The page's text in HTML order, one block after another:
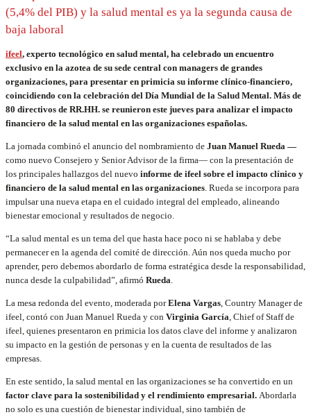
(5,4% del PIB) y la salud mental es ya la segunda causa de
baja laboral
ifeel, experto tecnológico en salud mental, ha celebrado un encuentro
exclusivo en la azotea de su sede central con managers de grandes
organizaciones, para presentar en primicia su informe clínico-financiero,
coincidiendo con la celebración del Día Mundial de la Salud Mental. Más de
80 directivos de RR.HH. se reunieron este jueves para analizar el impacto
financiero de la salud mental en las organizaciones españolas.
La jornada combinó el anuncio del nombramiento de Juan Manuel Rueda —
como nuevo Consejero y Senior Advisor de la firma— con la presentación de
los principales hallazgos del nuevo informe de ifeel sobre el impacto clínico y
financiero de la salud mental en las organizaciones. Rueda se incorpora para
impulsar una nueva etapa en el cuidado integral del empleado, alineando
bienestar emocional y resultados de negocio.
“La salud mental es un tema del que hasta hace poco ni se hablaba y debe
permanecer en la agenda del comité de dirección. Aún nos queda mucho por
aprender, pero debemos abordarlo de forma estratégica desde la responsabilidad,
nunca desde la culpabilidad”, afirmó Rueda.
La mesa redonda del evento, moderada porElena Vargas, Country Manager de
ifeel, contó con Juan Manuel Rueda y con Virginia García, Chief of Staff de
ifeel, quienes presentaron en primicia los datos clave del informe y analizaron
su impacto en la gestión de personas y en la cuenta de resultados de las
empresas.
En este sentido, la salud mental en las organizaciones se ha convertido en un
factor clave para la sostenibilidad y el rendimiento empresarial. Abordarla
no solo es una cuestión de bienestar individual, sino también de